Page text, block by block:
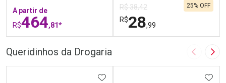
A partir de
R$464,81*
R$ 38,42
R$28,99
25% OFF
Queridinhos da Drogaria Imagem
ADICIONAR AOS FAVORITOS